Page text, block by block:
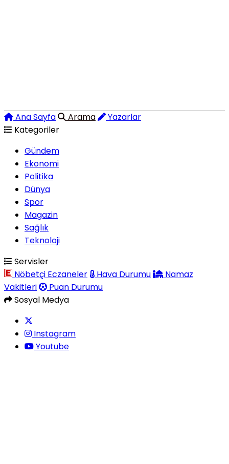
Ana Sayfa Arama
Yazarlar
Kategoriler
Gündem
Ekonomi
Politika
Dünya
Spor
Magazin
Sağlık
Teknoloji
Servisler
Nöbetçi Eczaneler
Hava Durumu
Namaz
Vakitleri
Puan Durumu
Sosyal Medya
Instagram
Youtube